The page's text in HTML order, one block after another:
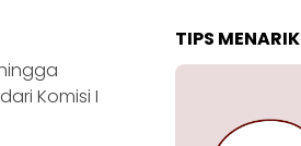
Komisi I
TIPS MENARIK